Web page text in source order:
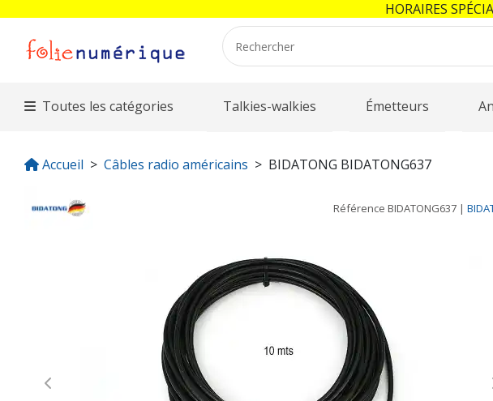
Toutes les catégories Talkies-walkies Émetteurs
Accueil Câbles radio américains BIDATONG BIDATONG637
Référence BIDATONG637 |
Previous
HORAIRES